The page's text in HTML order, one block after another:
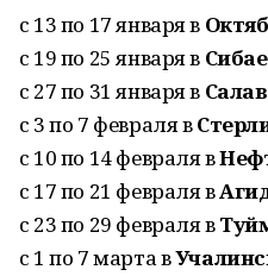
с 13 по 17 января в
с 19 по 25 января в Сибае
с 27 по 31 января в
с 3 по 7 февраля в
с 10 по 14 февраля в
с 17 по 21 февраля в
с 23 по 29 февраля в
с 1 по 7 марта в